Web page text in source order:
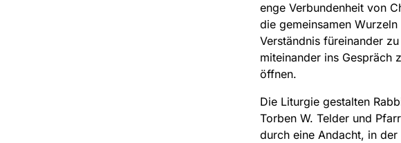
enge Verbundenheit von
die gemeinsamen
Verständnis füreinander
miteinander ins Gespräch
öffnen.
Die Liturgie gestalten
Torben W. Telder und
durch eine Andacht, in